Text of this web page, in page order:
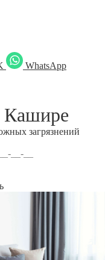
WhatsApp
Кашире
загрязнений